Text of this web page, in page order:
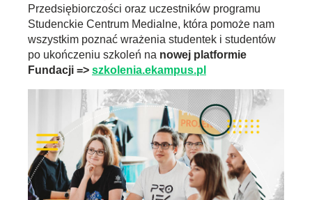
Przedsiębiorczości oraz uczestników programu
Studenckie Centrum Medialne, która pomoże nam
wszystkim poznać wrażenia studentek i studentów
po ukończeniu szkoleń na nowej platformie
Fundacji => szkolenia.ekampus.pl